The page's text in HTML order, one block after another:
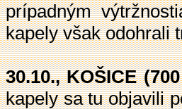
prípadným
kapely však odohrali
30.10., KOŠICE
kapely sa tu objavili